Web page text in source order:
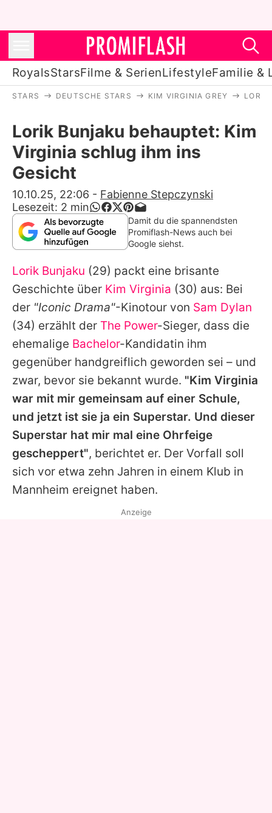
RoyalsStarsFilme & SerienLifestyleFamilie &
Stars
Filme & Serien
Lifestyle
Familie & Liebe
Promiflash Exklusiv
Alle Themen auf Promiflash
Jobs
App runterladen
Team
Redaktionelle Richtlinien
Impressum
Datenschutzerklärung
Nutzungsbedingungen
Utiq verwalten
STARS DEUTSCHE STARS KIM VIRGINIA GREY
Lorik Bunjaku behauptet: Kim
Virginia schlug ihm ins
Gesicht
10.10.25, 22:06 - Fabienne Stepczynski
Lesezeit: 2 min
Damit du die spannendsten
Promiflash-News auch bei
Google siehst.
Lorik Bunjaku (29) packt eine brisante
Geschichte über Kim Virginia (30) aus: Bei
der "Iconic Drama"-Kinotour von Sam Dylan
(34) erzählt der The Power-Sieger, dass die
ehemalige Bachelor-Kandidatin ihm
gegenüber handgreiflich geworden sei – und
zwar, bevor sie bekannt wurde. "Kim Virginia
war mit mir gemeinsam auf einer Schule,
und jetzt ist sie ja ein Superstar. Und dieser
Superstar hat mir mal eine Ohrfeige
gescheppert", berichtet er. Der Vorfall soll
sich vor etwa zehn Jahren in einem Klub in
Mannheim ereignet haben.
Anzeige